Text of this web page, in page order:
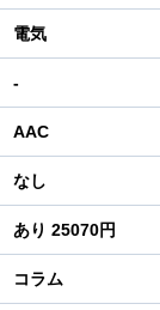
電気
-
AAC
なし
あり 25070円
コラム